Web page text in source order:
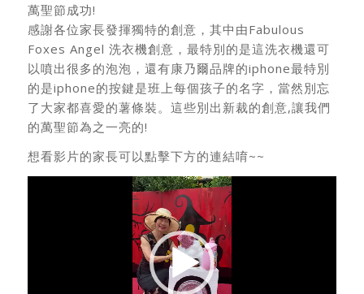
萬聖節成功!
感謝各位家長發揮獨特的創意，其中由Fabulous
Foxes Angel 洗衣機創意，最特別的是這洗衣機還可
以噴出很多的泡泡，還有康乃爾品牌的iphone最特別
的是iphone的按鍵是班上每個孩子的名字，當然別忘
了大家都喜愛的薯條裝。這些別出新裁的創意,讓我們
的萬聖節為之一亮的!
想看影片的家長可以點擊下方的連結唷~~